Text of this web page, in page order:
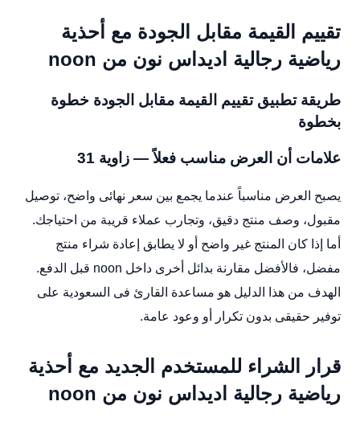
تقييم القيمة مقابل الجودة مع أحذية
رياضية رجالية اديداس نون من noon
طريقة تطبيق تقييم القيمة مقابل الجودة خطوة
بخطوة
علامات أن العرض مناسب فعلاً — زاوية 31
يصبح العرض مناسباً عندما يجمع بين سعر نهائى واضح، توصيل
مقبول، وصف منتج دقيق، وتجارب عملاء قريبة من احتياجك.
أما إذا كان المنتج غير واضح أو لا يطابق إعادة شراء منتج
مفضل، فالأفضل مقارنة بدائل أخرى داخل noon قبل الدفع.
الهدف من هذا الدليل هو مساعدة القارئ فى السعودية على
توفير حقيقى بدون تكرار أو وعود عامة.
قرار الشراء للمستخدم الجديد مع أحذية
رياضية رجالية اديداس نون من noon